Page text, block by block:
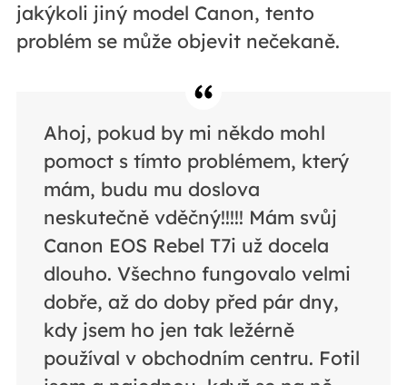
jakýkoli jiný model Canon, tento
problém se může objevit nečekaně.
Ahoj, pokud by mi někdo mohl
pomoct s tímto problémem, který
mám, budu mu doslova
neskutečně vděčný!!!!! Mám svůj
Canon EOS Rebel T7i už docela
dlouho. Všechno fungovalo velmi
dobře, až do doby před pár dny,
kdy jsem ho jen tak ležérně
používal v obchodním centru. Fotil